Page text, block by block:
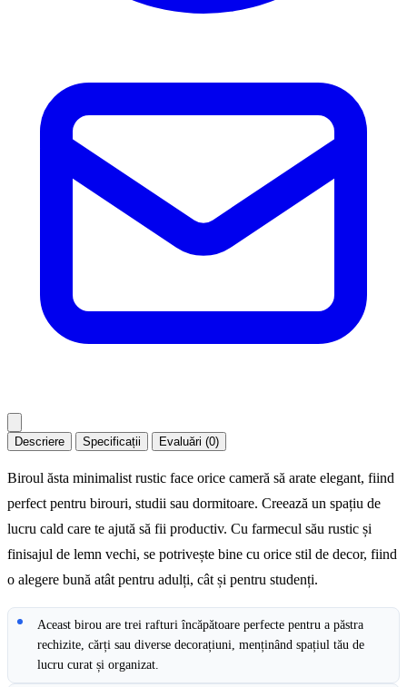
Descriere Specificații Evaluări (0)
Biroul ăsta minimalist rustic face orice cameră să arate elegant, fiind
perfect pentru birouri, studii sau dormitoare. Creează un spațiu de
lucru cald care te ajută să fii productiv. Cu farmecul său rustic și
finisajul de lemn vechi, se potrivește bine cu orice stil de decor, fiind
o alegere bună atât pentru adulți, cât și pentru studenți.
Aceast birou are trei rafturi încăpătoare perfecte pentru a păstra
rechizite, cărți sau diverse decorațiuni, menținând spațiul tău de
lucru curat și organizat.